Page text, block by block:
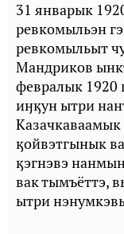
31 январык
ревкомыльэн
ревкомыльыт
Мандриков
февралык 1920
иӈӄун ытри
Казачкаваамык
ӄойвэтгынык
ӄэгнэвэ
вак тымъёттэ,
ытри